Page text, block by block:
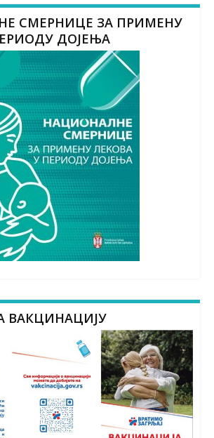
СМЕРНИЦЕ ЗА ПРИМЕНУ
ДОЈЕЊА
ВАКЦИНАЦИЈУ